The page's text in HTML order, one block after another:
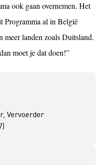
Vervoerder
ook gaan overnemen. Het
Programma al in België
meer landen zoals Duitsland.
moet je dat doen!”